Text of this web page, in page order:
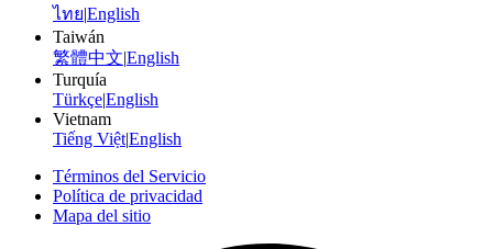
ไทย|English
Taiwán
繁體中文|English
Turquía
Türkçe|English
Vietnam
Tiếng Việt|English
Términos del Servicio
Política de privacidad
Mapa del sitio